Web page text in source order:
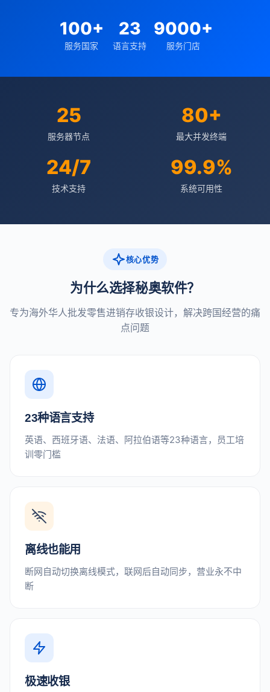
100+
服务国家
23
语言支持
9000+
服务门店
25
服务器节点
80+
最大并发终端
24/7
技术支持
99.9%
系统可用性
核心优势
为什么选择秘奥软件？
专为海外华人批发零售进销存收银设计，解决跨国经营的痛
点问题
23种语言支持
英语、西班牙语、法语、阿拉伯语等23种语言，员工培
训零门槛
离线也能用
断网自动切换离线模式，联网后自动同步，营业永不中
断
极速收银